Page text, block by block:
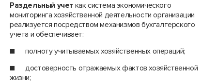
Раздельный учет как система экономического
мониторинга хозяйственной деятельности организации
реализуется посредством механизмов бухгалтерского
учета и обеспечивает:
■ полноту учитываемых хозяйственных операций;
■ достоверность отражаемых фактов хозяйственной
жизни;